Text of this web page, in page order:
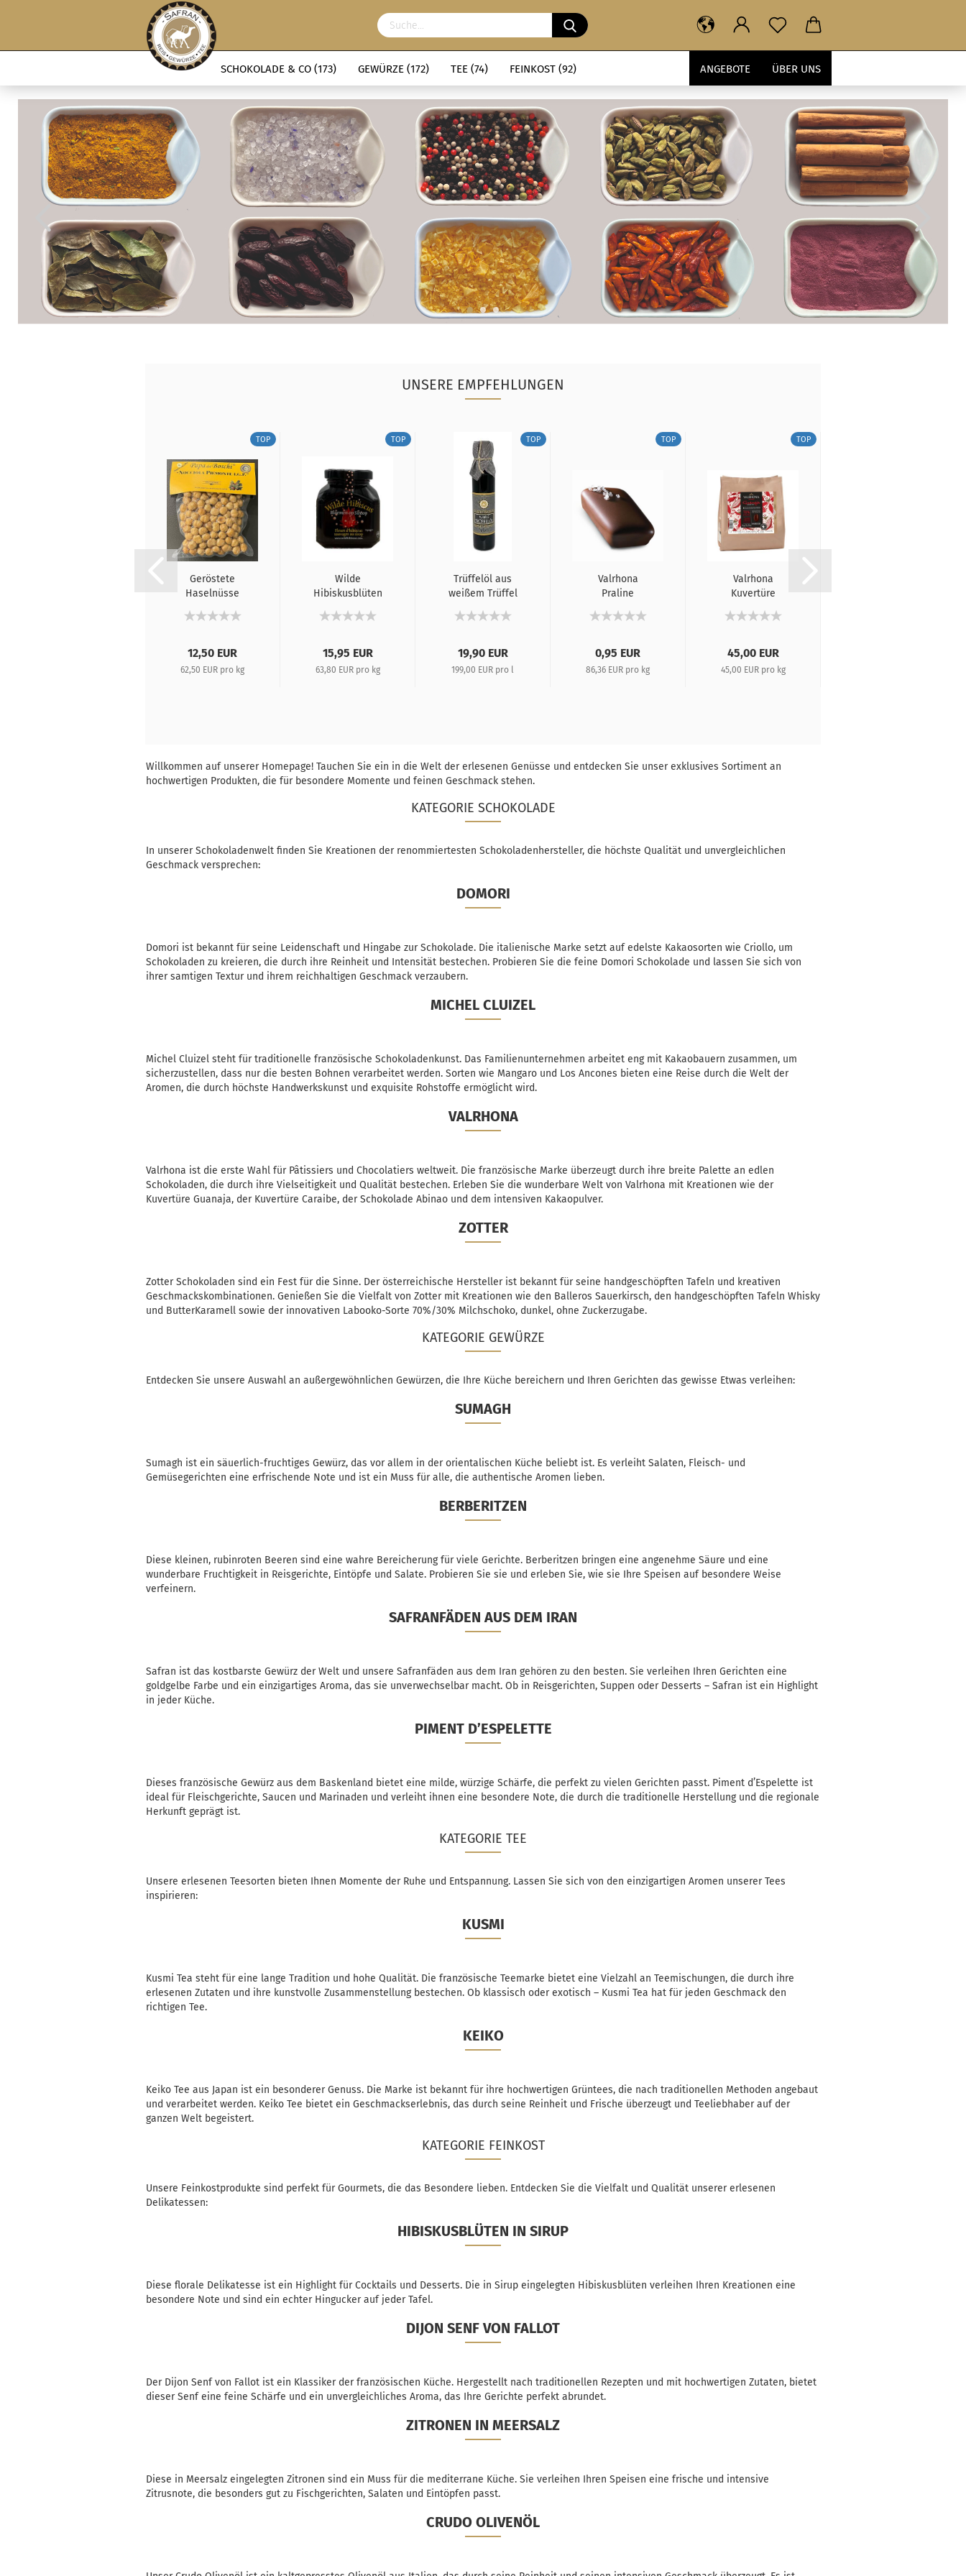
SCHOKOLADE & CO (173) GEWÜRZE (172) TEE (74) FEINKOST (92) ANGEBOTE ÜBER UNS
UNSERE EMPFEHLUNGEN
TOP
Geröstete
Haselnüsse
Piemont...
12,50 EUR
62,50 EUR pro kg
TOP
Wilde
Hibiskusblüten
Blüten...
15,95 EUR
63,80 EUR pro kg
TOP
Trüffelöl aus
weißem Trüffel
19,90 EUR
199,00 EUR pro l
TOP
Valrhona
Praline
Salz,
0,95 EUR
86,36 EUR pro kg
TOP
Valrhona
Kuvertüre
Kg
45,00 EUR
45,00 EUR pro kg
Willkommen auf unserer Homepage! Tauchen Sie ein in die Welt der erlesenen Genüsse und entdecken Sie unser exklusives Sortiment an
hochwertigen Produkten, die für besondere Momente und feinen Geschmack stehen.
KATEGORIE SCHOKOLADE
In unserer Schokoladenwelt finden Sie Kreationen der renommiertesten Schokoladenhersteller, die höchste Qualität und unvergleichlichen
Geschmack versprechen:
DOMORI
Domori ist bekannt für seine Leidenschaft und Hingabe zur Schokolade. Die italienische Marke setzt auf edelste Kakaosorten wie Criollo, um
Schokoladen zu kreieren, die durch ihre Reinheit und Intensität bestechen. Probieren Sie die feine Domori Schokolade und lassen Sie sich von
ihrer samtigen Textur und ihrem reichhaltigen Geschmack verzaubern.
MICHEL CLUIZEL
Michel Cluizel steht für traditionelle französische Schokoladenkunst. Das Familienunternehmen arbeitet eng mit Kakaobauern zusammen, um
sicherzustellen, dass nur die besten Bohnen verarbeitet werden. Sorten wie Mangaro und Los Ancones bieten eine Reise durch die Welt der
Aromen, die durch höchste Handwerkskunst und exquisite Rohstoffe ermöglicht wird.
VALRHONA
Valrhona ist die erste Wahl für Pâtissiers und Chocolatiers weltweit. Die französische Marke überzeugt durch ihre breite Palette an edlen
Schokoladen, die durch ihre Vielseitigkeit und Qualität bestechen. Erleben Sie die wunderbare Welt von Valrhona mit Kreationen wie der
Kuvertüre Guanaja, der Kuvertüre Caraibe, der Schokolade Abinao und dem intensiven Kakaopulver.
ZOTTER
Zotter Schokoladen sind ein Fest für die Sinne. Der österreichische Hersteller ist bekannt für seine handgeschöpften Tafeln und kreativen
Geschmackskombinationen. Genießen Sie die Vielfalt von Zotter mit Kreationen wie den Balleros Sauerkirsch, den handgeschöpften Tafeln Whisky
und ButterKaramell sowie der innovativen Labooko-Sorte 70%/30% Milchschoko, dunkel, ohne Zuckerzugabe.
KATEGORIE GEWÜRZE
Entdecken Sie unsere Auswahl an außergewöhnlichen Gewürzen, die Ihre Küche bereichern und Ihren Gerichten das gewisse Etwas verleihen:
SUMAGH
Sumagh ist ein säuerlich-fruchtiges Gewürz, das vor allem in der orientalischen Küche beliebt ist. Es verleiht Salaten, Fleisch- und
Gemüsegerichten eine erfrischende Note und ist ein Muss für alle, die authentische Aromen lieben.
BERBERITZEN
Diese kleinen, rubinroten Beeren sind eine wahre Bereicherung für viele Gerichte. Berberitzen bringen eine angenehme Säure und eine
wunderbare Fruchtigkeit in Reisgerichte, Eintöpfe und Salate. Probieren Sie sie und erleben Sie, wie sie Ihre Speisen auf besondere Weise
verfeinern.
SAFRANFÄDEN AUS DEM IRAN
Safran ist das kostbarste Gewürz der Welt und unsere Safranfäden aus dem Iran gehören zu den besten. Sie verleihen Ihren Gerichten eine
goldgelbe Farbe und ein einzigartiges Aroma, das sie unverwechselbar macht. Ob in Reisgerichten, Suppen oder Desserts – Safran ist ein Highlight
in jeder Küche.
PIMENT D’ESPELETTE
Dieses französische Gewürz aus dem Baskenland bietet eine milde, würzige Schärfe, die perfekt zu vielen Gerichten passt. Piment d’Espelette ist
ideal für Fleischgerichte, Saucen und Marinaden und verleiht ihnen eine besondere Note, die durch die traditionelle Herstellung und die regionale
Herkunft geprägt ist.
KATEGORIE TEE
Unsere erlesenen Teesorten bieten Ihnen Momente der Ruhe und Entspannung. Lassen Sie sich von den einzigartigen Aromen unserer Tees
inspirieren:
KUSMI
Kusmi Tea steht für eine lange Tradition und hohe Qualität. Die französische Teemarke bietet eine Vielzahl an Teemischungen, die durch ihre
erlesenen Zutaten und ihre kunstvolle Zusammenstellung bestechen. Ob klassisch oder exotisch – Kusmi Tea hat für jeden Geschmack den
richtigen Tee.
KEIKO
Keiko Tee aus Japan ist ein besonderer Genuss. Die Marke ist bekannt für ihre hochwertigen Grüntees, die nach traditionellen Methoden angebaut
und verarbeitet werden. Keiko Tee bietet ein Geschmackserlebnis, das durch seine Reinheit und Frische überzeugt und Teeliebhaber auf der
ganzen Welt begeistert.
KATEGORIE FEINKOST
Unsere Feinkostprodukte sind perfekt für Gourmets, die das Besondere lieben. Entdecken Sie die Vielfalt und Qualität unserer erlesenen
Delikatessen:
HIBISKUSBLÜTEN IN SIRUP
Diese florale Delikatesse ist ein Highlight für Cocktails und Desserts. Die in Sirup eingelegten Hibiskusblüten verleihen Ihren Kreationen eine
besondere Note und sind ein echter Hingucker auf jeder Tafel.
DIJON SENF VON FALLOT
Der Dijon Senf von Fallot ist ein Klassiker der französischen Küche. Hergestellt nach traditionellen Rezepten und mit hochwertigen Zutaten, bietet
dieser Senf eine feine Schärfe und ein unvergleichliches Aroma, das Ihre Gerichte perfekt abrundet.
ZITRONEN IN MEERSALZ
Diese in Meersalz eingelegten Zitronen sind ein Muss für die mediterrane Küche. Sie verleihen Ihren Speisen eine frische und intensive
Zitrusnote, die besonders gut zu Fischgerichten, Salaten und Eintöpfen passt.
CRUDO OLIVENÖL